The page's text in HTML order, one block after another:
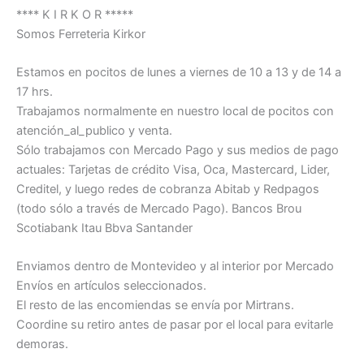
**** K I R K O R *****
Somos Ferreteria Kirkor
Estamos en pocitos de lunes a viernes de 10 a 13 y de 14 a
17 hrs.
Trabajamos normalmente en nuestro local de pocitos con
atención_al_publico y venta.
Sólo trabajamos con Mercado Pago y sus medios de pago
actuales: Tarjetas de crédito Visa, Oca, Mastercard, Lider,
Creditel, y luego redes de cobranza Abitab y Redpagos
(todo sólo a través de Mercado Pago). Bancos Brou
Scotiabank Itau Bbva Santander
Enviamos dentro de Montevideo y al interior por Mercado
Envíos en artículos seleccionados.
El resto de las encomiendas se envía por Mirtrans.
Coordine su retiro antes de pasar por el local para evitarle
demoras.